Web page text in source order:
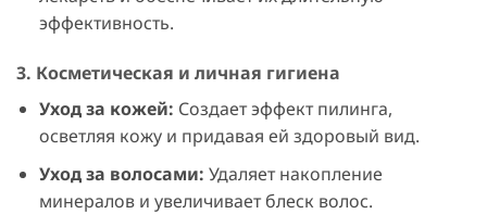
эффективность.
3. Косметическая и личная гигиена
Уход за кожей: Создает эффект пилинга,
осветляя кожу и придавая ей здоровый вид.
Уход за волосами: Удаляет накопление
минералов и увеличивает блеск волос.